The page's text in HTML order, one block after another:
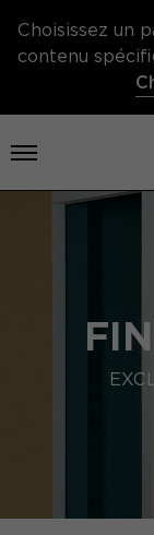
Choisissez un
contenu
Ouvrir le menu